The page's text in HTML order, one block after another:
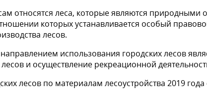
относятся леса, которые являются
которых устанавливается особый
лесов.
использования городских лесов
и осуществление рекреационной
лесов по материалам лесоустройства 2019 года